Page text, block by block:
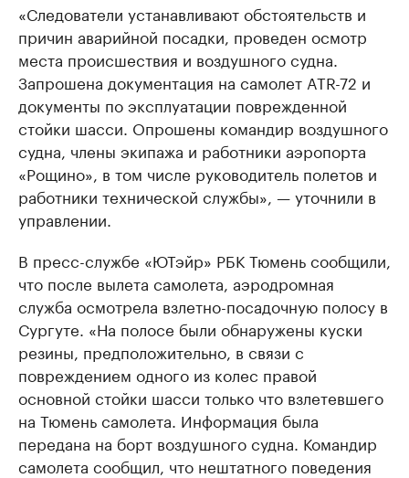
«Следователи устанавливают обстоятельств и
причин аварийной посадки, проведен осмотр
места происшествия и воздушного судна.
Запрошена документация на самолет ATR-72 и
документы по эксплуатации поврежденной
стойки шасси. Опрошены командир воздушного
судна, члены экипажа и работники аэропорта
«Рощино», в том числе руководитель полетов и
работники технической службы», — уточнили в
управлении.
В пресс-службе «ЮТэйр» РБК Тюмень сообщили,
что после вылета самолета, аэродромная
служба осмотрела взлетно-посадочную полосу в
Сургуте. «На полосе были обнаружены куски
резины, предположительно, в связи с
повреждением одного из колес правой
основной стойки шасси только что взлетевшего
на Тюмень самолета. Информация была
передана на борт воздушного судна. Командир
самолета сообщил, что нештатного поведения